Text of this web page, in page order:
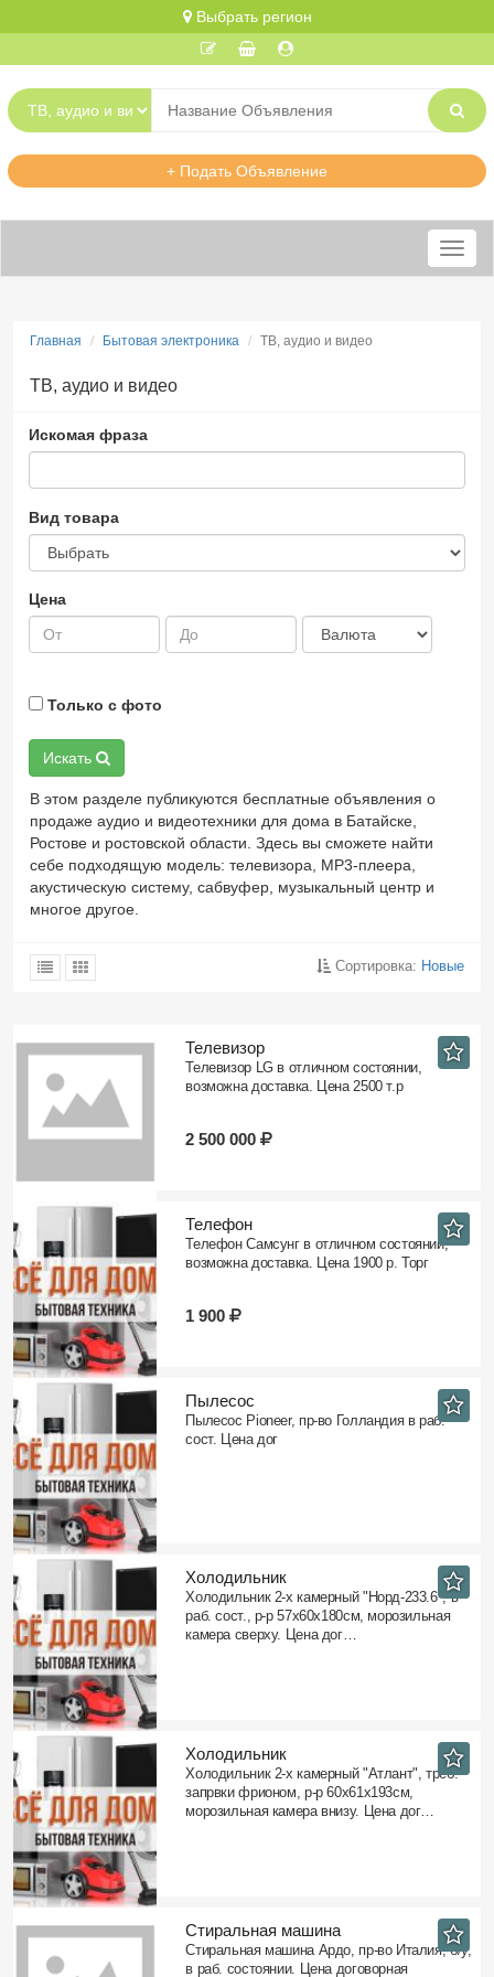
Выбрать регион
+ Подать Объявление
Меню
Главная Бытовая электроника ТВ, аудио и видео
ТВ, аудио и видео
Искомая фраза
Вид товара
Цена
Только с фото
Искать
В этом разделе публикуются бесплатные объявления о
продаже аудио и видеотехники для дома в Батайске,
Ростове и ростовской области. Здесь вы сможете найти
себе подходящую модель: телевизора, MP3-плеера,
акустическую систему, сабвуфер, музыкальный центр и
многое другое.
Сортировка: Новые
Телевизор
Телевизор LG в отличном состоянии,
возможна доставка. Цена 2500 т.р
2 500 000
Телефон
Телефон Самсунг в отличном состоянии,
возможна доставка. Цена 1900 р. Торг
1 900
Пылесос
Пылесос Pioneer, пр-во Голландия в раб.
сост. Цена дог
Холодильник
Холодильник 2-х камерный "Норд-233.6", в
раб. сост., р-р 57х60х180см, морозильная
камера сверху. Цена дог…
Холодильник
Холодильник 2-х камерный "Атлант", треб.
запрвки фрионом, р-р 60х61х193см,
морозильная камера внизу. Цена дог…
Стиральная машина
Стиральная машина Ардо, пр-во Италия, б/у,
в раб. состоянии. Цена договорная